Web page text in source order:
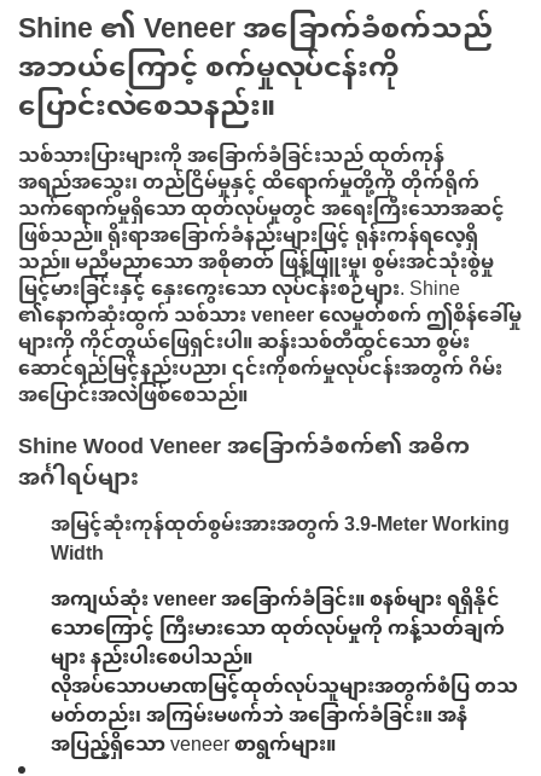
Shine ၏ Veneer အခြောက်ခံစက်သည်
အဘယ်ကြောင့် စက်မှုလုပ်ငန်းကို
ပြောင်းလဲစေသနည်း။
သစ်သားပြားများကို အခြောက်ခံခြင်းသည် ထုတ်ကုန်
အရည်အသွေး၊ တည်ငြိမ်မှုနှင့် ထိရောက်မှုတို့ကို တိုက်ရိုက်
သက်ရောက်မှုရှိသော ထုတ်လုပ်မှုတွင် အရေးကြီးသောအဆင့်
ဖြစ်သည်။ ရိုးရာအခြောက်ခံနည်းများဖြင့် ရုန်းကန်ရလေ့ရှိ
သည်။မညီမညာသော အစိုဓာတ် ဖြန့်ဖြူးမှု၊ စွမ်းအင်သုံးစွဲမှု
မြင့်မားခြင်းနှင့် နှေးကွေးသော လုပ်ငန်းစဉ်များ. Shine
၏နောက်ဆုံးထွက်သစ်သား veneer လေမှုတ်စက်ဤစိန်ခေါ်မှု
များကို ကိုင်တွယ်ဖြေရှင်းပါ။ဆန်းသစ်တီထွင်သော စွမ်း
ဆောင်ရည်မြင့်နည်းပညာ၊ ၎င်းကိုစက်မှုလုပ်ငန်းအတွက် ဂိမ်း
အပြောင်းအလဲဖြစ်စေသည်။
Shine Wood Veneer အခြောက်ခံစက်၏ အဓိက
အင်္ဂါရပ်များ
အမြင့်ဆုံးကုန်ထုတ်စွမ်းအားအတွက် 3.9-Meter Working
Width
အကျယ်ဆုံးveneer အခြောက်ခံခြင်း။စနစ်များ ရရှိနိုင်
သောကြောင့် ကြီးမားသော ထုတ်လုပ်မှုကို ကန့်သတ်ချက်
များ နည်းပါးစေပါသည်။
လိုအပ်သောပမာဏမြင့်ထုတ်လုပ်သူများအတွက်စံပြတသ
မတ်တည်း၊ အကြမ်းမဖက်ဘဲ အခြောက်ခံခြင်း။အနံ
အပြည့်ရှိသော veneer စာရွက်များ။